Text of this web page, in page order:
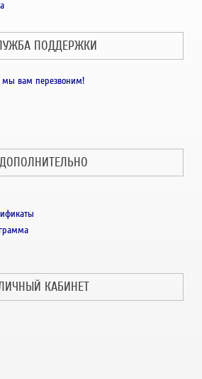
ПОДДЕРЖКИ
мы вам перезвоним!
ДОПОЛНИТЕЛЬНО
КАБИНЕТ